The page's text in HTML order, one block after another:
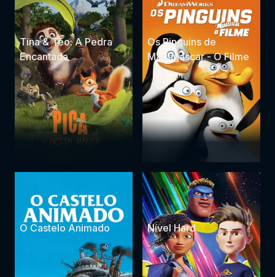
Tina & Téo: A Pedra
Encantada
Os Pinguins de
Madagascar - O Filme
O Castelo Animado Nível Hard